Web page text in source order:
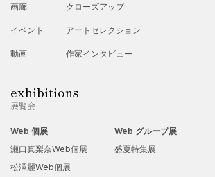
画廊
イベント
動画
クローズアップ
アートセレクション
作家インタビュー
exhibitions
展覧会
Web 個展
瀬口真梨奈Web個展
松澤麗Web個展
Web グループ展
盛夏特集展